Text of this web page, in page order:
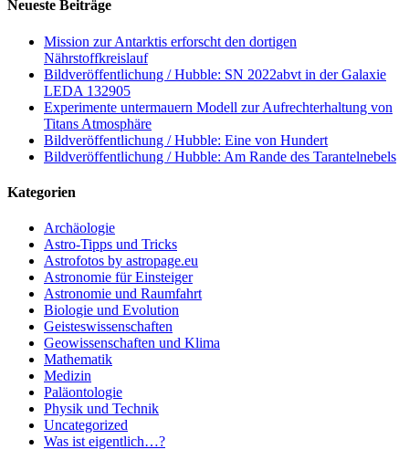
Neueste Beiträge
Mission zur Antarktis erforscht den dortigen
Nährstoffkreislauf
Bildveröffentlichung / Hubble: SN 2022abvt in der Galaxie
LEDA 132905
Experimente untermauern Modell zur Aufrechterhaltung von
Titans Atmosphäre
Bildveröffentlichung / Hubble: Eine von Hundert
Bildveröffentlichung / Hubble: Am Rande des Tarantelnebels
Kategorien
Archäologie
Astro-Tipps und Tricks
Astrofotos by astropage.eu
Astronomie für Einsteiger
Astronomie und Raumfahrt
Biologie und Evolution
Geisteswissenschaften
Geowissenschaften und Klima
Mathematik
Medizin
Paläontologie
Physik und Technik
Uncategorized
Was ist eigentlich…?